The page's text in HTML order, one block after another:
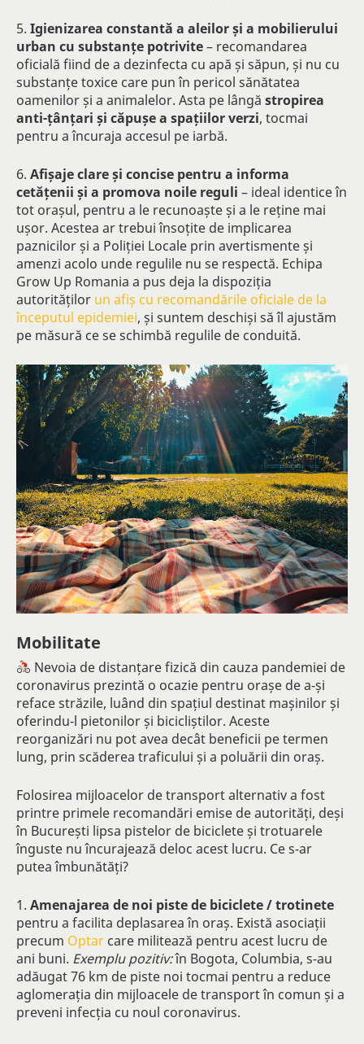
5. Igienizarea constantă a aleilor și a mobilierului
urban cu substanțe potrivite– recomandarea
oficială fiind de a dezinfecta cu apă și săpun, și nu cu
substanțe toxice care pun în pericol sănătatea
oamenilor și a animalelor. Asta pe lângă stropirea
anti-țânțari și căpușe a spațiilor verzi, tocmai
pentru a încuraja accesul pe iarbă.
6. Afișaje clare și concise pentru a informa
cetățenii și a promova noile reguli – ideal identice în
tot orașul, pentru a le recunoaște și a le reține mai
ușor. Acestea ar trebui însoțite de implicarea
paznicilor și a Poliției Locale prin avertismente și
amenzi acolo unde regulile nu se respectă. Echipa
Grow Up Romania a pus deja la dispoziția
autorităților un afiș cu recomandările oficiale de la
începutul epidemiei, și suntem deschiși să îl ajustăm
pe măsură ce se schimbă regulile de conduită.
Mobilitate
Nevoia de distanțare fizică din cauza pandemiei de
coronavirus prezintă o ocazie pentru orașe de a-și
reface străzile, luând din spațiul destinat mașinilor și
oferindu-l pietonilor și bicicliștilor. Aceste
reorganizări nu pot avea decât beneficii pe termen
lung, prin scăderea traficului și a poluării din oraș.
Folosirea mijloacelor de transport alternativ a fost
printre primele recomandări emise de autorități, deși
în București lipsa pistelor de biciclete și trotuarele
înguste nu încurajează deloc acest lucru. Ce s-ar
putea îmbunătăți?
1. Amenajarea de noi piste de biciclete / trotinete
pentru a facilita deplasarea în oraș. Există asociații
precum Optar care militează pentru acest lucru de
ani buni. Exemplu pozitiv:în Bogota, Columbia, s-au
adăugat 76 km de piste noi tocmai pentru a reduce
aglomerația din mijloacele de transport în comun și a
preveni infecția cu noul coronavirus.